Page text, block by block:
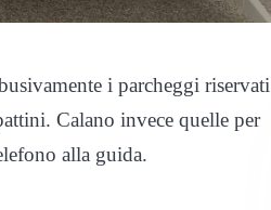
i parcheggi riservati
Calano invece quelle per
alla guida.